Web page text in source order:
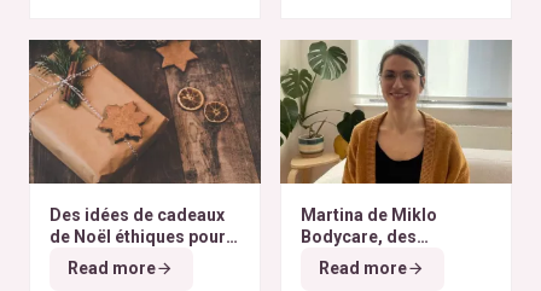
Des idées de cadeaux
de Noël éthiques pour
tous les budgets
Read more
Martina de Miklo
Bodycare, des
déodorants naturels et
zéro déchet
A la
Read more